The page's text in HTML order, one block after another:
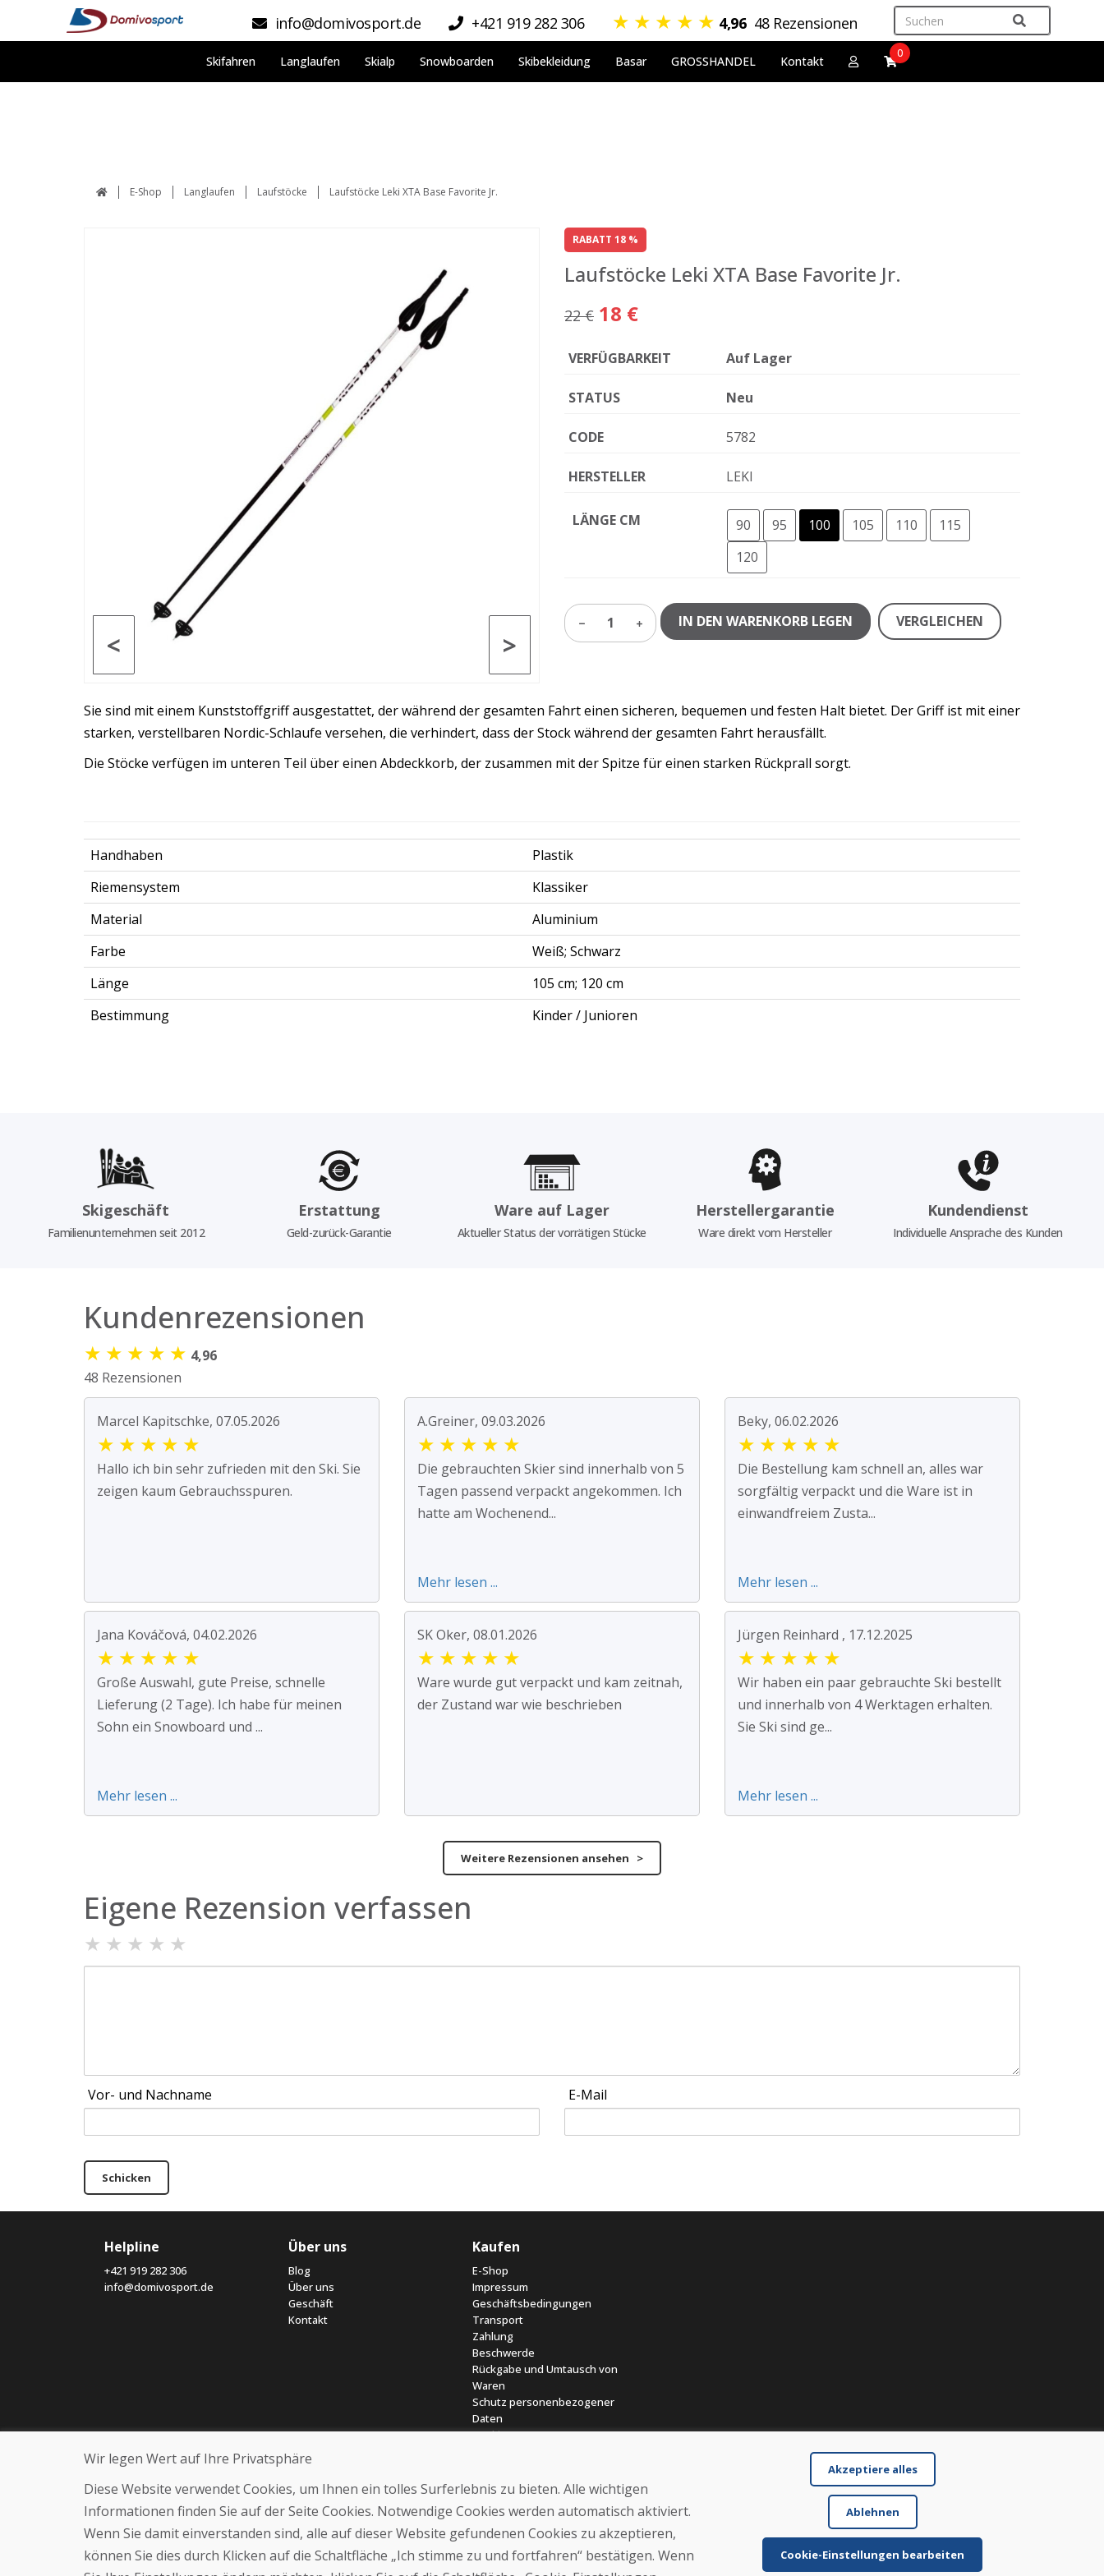
info@domivosport.de +421 919 282 306 ★ ★ ★ ★ ★ 4,96 48 Rezensionen
Skifahren Langlaufen Skialp Snowboarden Skibekleidung Basar GROSSHANDEL Kontakt
0
E-Shop Langlaufen Laufstöcke Laufstöcke Leki XTA Base Favorite Jr.
>
<
RABATT 18 %
Laufstöcke Leki XTA Base Favorite Jr.
22 € 18 €
VERFÜGBARKEIT Auf Lager
STATUS Neu
CODE 5782
HERSTELLER LEKI
LÄNGE CM 90 95 100 105 110
115
120
1 IN DEN WARENKORB LEGEN VERGLEICHEN
Sie sind mit einem Kunststoffgriff ausgestattet, der während der gesamten Fahrt einen sicheren, bequemen und festen Halt bietet. Der Griff ist mit einer
starken, verstellbaren Nordic-Schlaufe versehen, die verhindert, dass der Stock während der gesamten Fahrt herausfällt.
Die Stöcke verfügen im unteren Teil über einen Abdeckkorb, der zusammen mit der Spitze für einen starken Rückprall sorgt.
Handhaben
Plastik
Riemensystem
Klassiker
Material
Aluminium
Farbe
Weiß; Schwarz
Länge
105 cm; 120 cm
Bestimmung
Kinder / Junioren
Skigeschäft
Familienunternehmen seit 2012
Erstattung
Geld-zurück-Garantie
Ware auf Lager
Aktueller Status der vorrätigen Stücke
Herstellergarantie
Ware direkt vom Hersteller
Kundendienst
Individuelle Ansprache des Kunden
Kundenrezensionen
★ ★ ★ ★ ★ 4,96
48 Rezensionen
Marcel Kapitschke, 07.05.2026
★ ★ ★ ★ ★
Hallo ich bin sehr zufrieden mit den Ski. Sie
zeigen kaum Gebrauchsspuren.
A.Greiner, 09.03.2026
★ ★ ★ ★ ★
Die gebrauchten Skier sind innerhalb von 5
Tagen passend verpackt angekommen. Ich
hatte am Wochenend...
Mehr lesen ...
Beky, 06.02.2026
★ ★ ★ ★ ★
Die Bestellung kam schnell an, alles war
sorgfältig verpackt und die Ware ist in
einwandfreiem Zusta...
Mehr lesen ...
Jana Kováčová, 04.02.2026
★ ★ ★ ★ ★
Große Auswahl, gute Preise, schnelle
Lieferung (2 Tage). Ich habe für meinen
Sohn ein Snowboard und ...
Mehr lesen ...
SK Oker, 08.01.2026
★ ★ ★ ★ ★
Ware wurde gut verpackt und kam zeitnah,
der Zustand war wie beschrieben
Jürgen Reinhard , 17.12.2025
★ ★ ★ ★ ★
Wir haben ein paar gebrauchte Ski bestellt
und innerhalb von 4 Werktagen erhalten.
Sie Ski sind ge...
Mehr lesen ...
Weitere Rezensionen ansehen >
Eigene Rezension verfassen
★ ★ ★ ★ ★
Vor- und Nachname E-Mail
Schicken
Helpline
+421 919 282 306
info@domivosport.de
Über uns
Blog
Über uns
Geschäft
Kontakt
Kaufen
E-Shop
Impressum
Geschäftsbedingungen
Transport
Zahlung
Beschwerde
Rückgabe und Umtausch von
Waren
Schutz personenbezogener
Daten
Cookies
Wir legen Wert auf Ihre Privatsphäre
Diese Website verwendet Cookies, um Ihnen ein tolles Surferlebnis zu bieten. Alle wichtigen
Informationen finden Sie auf der Seite Cookies. Notwendige Cookies werden automatisch aktiviert.
Wenn Sie damit einverstanden sind, alle auf dieser Website gefundenen Cookies zu akzeptieren,
können Sie dies durch Klicken auf die Schaltfläche „Ich stimme zu und fortfahren“ bestätigen. Wenn
Akzeptiere alles
Ablehnen
Cookie-Einstellungen bearbeiten